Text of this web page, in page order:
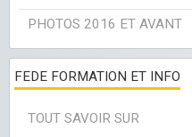
PHOTOS 2016 ET AVANT
FEDE FORMATION ET INFO
TOUT SAVOIR SUR